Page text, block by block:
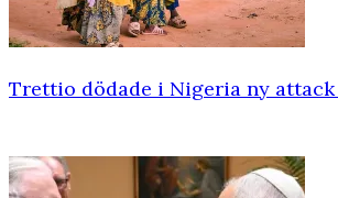
Trettio dödade i Nigeria ny